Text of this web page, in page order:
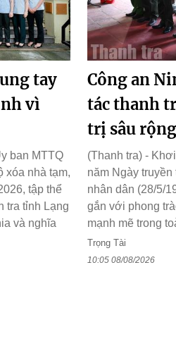
tay
vì
ban MTTQ
xóa nhà tạm,
tập thể
tra tỉnh Lạng
và nghĩa
Công an
tác thanh
trị sâu rộng
(Thanh tra) -
năm Ngày
nhân dân (28/5/
gắn với phong
mạnh mẽ trong
Trọng Tài
10:05 08/08/2026